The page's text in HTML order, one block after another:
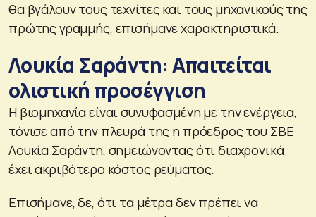
θα βγάλουν τους τεχνίτες και τους μηχανικούς της
πρώτης γραμμής, επισήμανε χαρακτηριστικά.
Λουκία Σαράντη: Απαιτείται
ολιστική προσέγγιση
Η βιομηχανία είναι συνυφασμένη με την ενέργεια,
τόνισε από την πλευρά της η πρόεδρος του ΣΒΕ
Λουκία Σαράντη, σημειώνοντας ότι διαχρονικά
έχει ακριβότερο κόστος ρεύματος.
Επισήμανε, δε, ότι τα μέτρα δεν πρέπει να